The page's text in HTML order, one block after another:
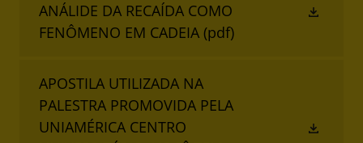
ANÁLIDE DA RECAÍDA COMO
FENÔMENO EM CADEIA (pdf)
APOSTILA UTILIZADA NA
PALESTRA PROMOVIDA PELA
UNIAMÉRICA CENTRO